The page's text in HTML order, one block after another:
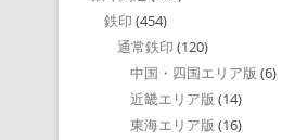
鉄印 (454)
通常鉄印 (120)
中国・四国エリア版 (6)
近畿エリア版 (14)
東海エリア版 (16)